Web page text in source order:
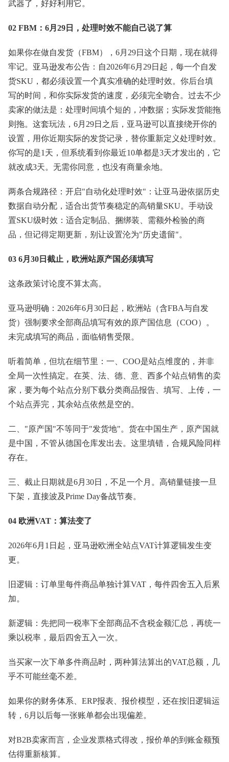
武器了，好好利用它。
02 FBM：6月29日，处理时效不能自己说了算
如果你在做自发货（FBM），6月29日这个日期，现在就得
牢记。亚马逊发布公告：自2026年6月29日起，每一个自发
货SKU，都必须设置一个真实准确的处理时效。你后台填
写的时间，和你实际发货的速度，必须完全吻合。过去不少
卖家的做法是：处理时间填个短的，冲数据；实际发货能拖
则拖。这套玩法，6月29日之后，亚马逊可以直接绕开你的
设置，用你近期实际的发货记录，替你重新定义处理时效。
你写的是1天，但系统看到你最近10单都是3天才发出的，它
就改成3天。无需你同意，也没有商量余地。
两条合规路径：开启"自动化处理时效"：让亚马逊依据历史
数据自动分配，适合出货节奏稳定的高销量SKU。手动设
置SKU级时效：适合定制品、捆绑装、需额外检验的商
品，但记得定期更新，别让设置沦为"历史遗留"。
03 6月30日截止，欧洲站原产国必须填写
这条政策讨论度不算太高。
亚马逊明确：2026年6月30日起，欧洲站（含FBA与自发
货）强制要求全部商品填写有效的原产国信息（COO）。
未完成填写的商品，面临销售受限。
听着简单，但坑在细节里：一、COO是站点维度的，并非
全局一次性搞定。在英、法、德、意、西多个站点销售的卖
家，要为每个站点分别下载分类商品报告、填写、上传，一
个站点弄完，其余站点依然是空的。
二、"原产国"不等同于"发货地"。货在中国生产，原产国就
是中国，不管从德国仓库发出去。这里填错，合规风险同样
存在。
三、截止日期就是6月30日，不足一个月。高销量链接一旦
下架，直接波及Prime Day备战节奏。
04 欧洲VAT：算法变了
2026年6月1日起，亚马逊欧洲全站点VAT计算逻辑发生变
更。
旧逻辑：订单里每件商品单独计算VAT，每件四舍五入后累
加。
新逻辑：先把同一税率下全部商品不含税金额汇总，再统一
乘以税率，最后四舍五入一次。
当买家一次下单多件商品时，两种算法算出的VAT总额，几
乎不可能丝毫不差。
如果你的财务体系、ERP报表、报价模型，还在按旧逻辑运
转，6月以后每一张账单都会出现偏差。
对B2B卖家而言，企业发票格式得改，报价单的到账金额预
估得重新核算。